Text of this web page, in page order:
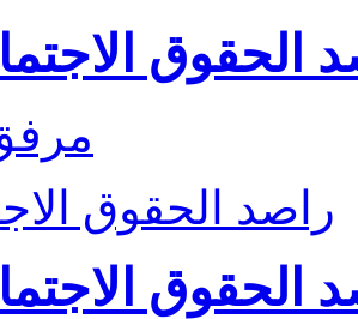
الحقوق
راصد الحقوق
الحقوق